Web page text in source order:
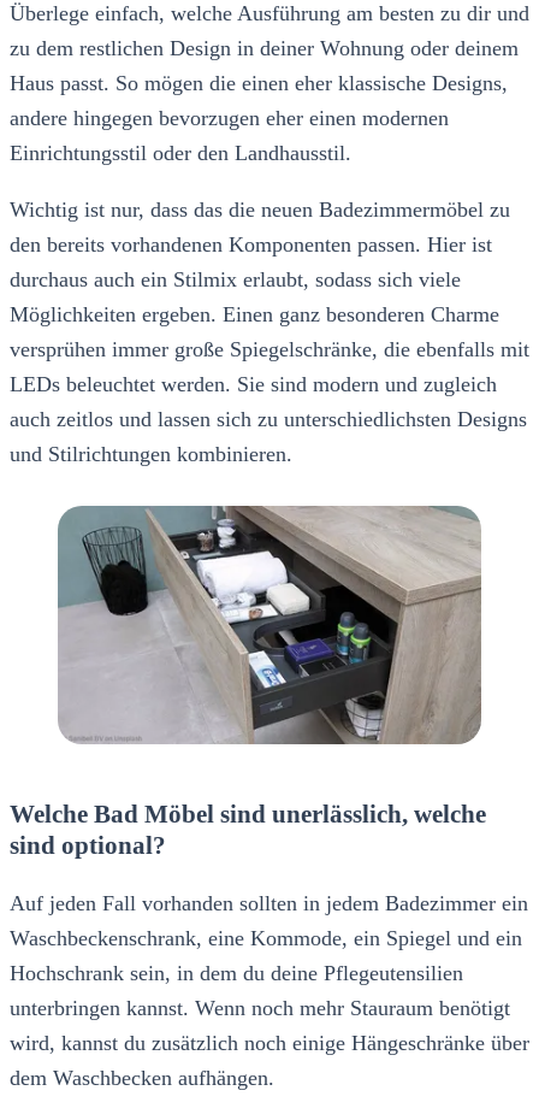
Überlege einfach, welche Ausführung am besten zu dir und
zu dem restlichen Design in deiner Wohnung oder deinem
Haus passt. So mögen die einen eher klassische Designs,
andere hingegen bevorzugen eher einen modernen
Einrichtungsstil oder den Landhausstil.
Wichtig ist nur, dass das die neuen Badezimmermöbel zu
den bereits vorhandenen Komponenten passen. Hier ist
durchaus auch ein Stilmix erlaubt, sodass sich viele
Möglichkeiten ergeben. Einen ganz besonderen Charme
versprühen immer große Spiegelschränke, die ebenfalls mit
LEDs beleuchtet werden. Sie sind modern und zugleich
auch zeitlos und lassen sich zu unterschiedlichsten Designs
und Stilrichtungen kombinieren.
Welche Bad Möbel sind unerlässlich, welche
sind optional?
Auf jeden Fall vorhanden sollten in jedem Badezimmer ein
Waschbeckenschrank, eine Kommode, ein Spiegel und ein
Hochschrank sein, in dem du deine Pflegeutensilien
unterbringen kannst. Wenn noch mehr Stauraum benötigt
wird, kannst du zusätzlich noch einige Hängeschränke über
dem Waschbecken aufhängen.